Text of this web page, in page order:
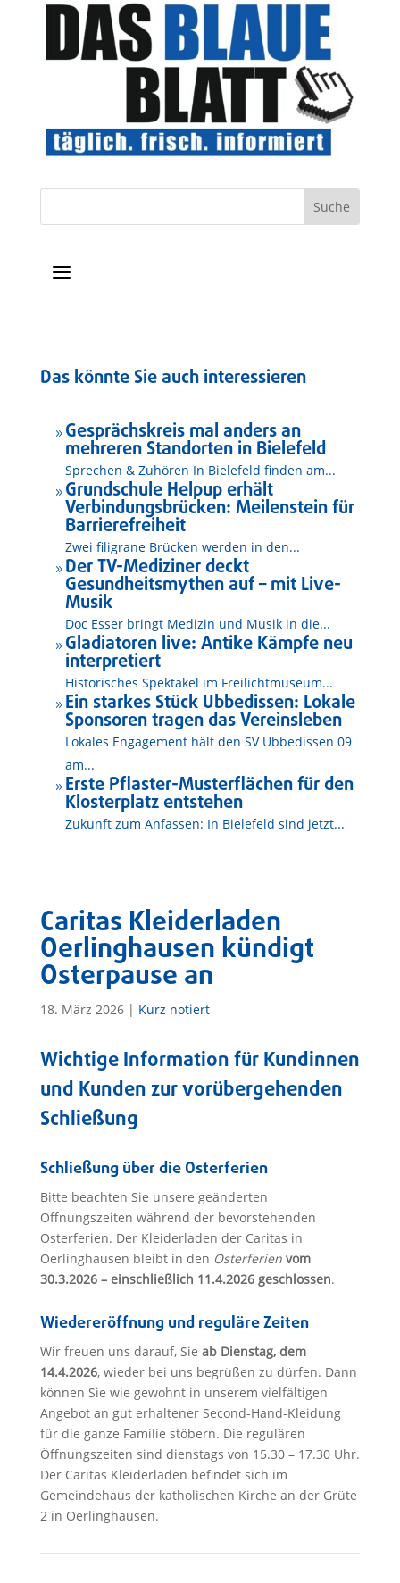
a
Das könnte Sie auch interessieren
9 Gesprächskreis mal anders an
mehreren Standorten in Bielefeld
Sprechen & Zuhören In Bielefeld finden am...
9 Grundschule Helpup erhält
Verbindungsbrücken: Meilenstein für
Barrierefreiheit
Zwei filigrane Brücken werden in den...
9 Der TV-Mediziner deckt
Gesundheitsmythen auf – mit Live-
Musik
Doc Esser bringt Medizin und Musik in die...
9 Gladiatoren live: Antike Kämpfe neu
interpretiert
Historisches Spektakel im Freilichtmuseum...
9 Ein starkes Stück Ubbedissen: Lokale
Sponsoren tragen das Vereinsleben
Lokales Engagement hält den SV Ubbedissen 09
am...
9 Erste Pflaster-Musterflächen für den
Klosterplatz entstehen
Zukunft zum Anfassen: In Bielefeld sind jetzt...
Caritas Kleiderladen
Oerlinghausen kündigt
Osterpause an
18. März 2026| Kurz notiert
Wichtige Information für Kundinnen
und Kunden zur vorübergehenden
Schließung
Schließung über die Osterferien
Bitte beachten Sie unsere geänderten
Öffnungszeiten während der bevorstehenden
Osterferien. Der Kleiderladen der Caritas in
Oerlinghausen bleibt in den Osterferien vom
30.3.2026 – einschließlich 11.4.2026 geschlossen.
Wiedereröffnung und reguläre Zeiten
Wir freuen uns darauf, Sie ab Dienstag, dem
14.4.2026, wieder bei uns begrüßen zu dürfen. Dann
können Sie wie gewohnt in unserem vielfältigen
Angebot an gut erhaltener Second-Hand-Kleidung
für die ganze Familie stöbern. Die regulären
Öffnungszeiten sind dienstags von 15.30 – 17.30 Uhr.
Der Caritas Kleiderladen befindet sich im
Gemeindehaus der katholischen Kirche an der Grüte
2 in Oerlinghausen.